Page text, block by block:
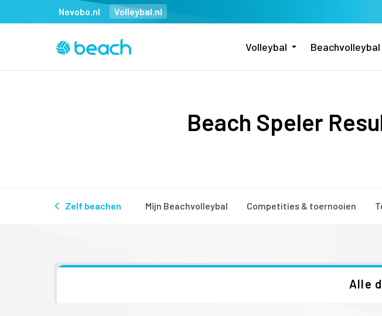
Nevobo.nl Volleybal.nl
Volleybal Beachvolleybal
Beach Speler
Zelf beachen Mijn Beachvolleybal Competities & toernooien
Alle